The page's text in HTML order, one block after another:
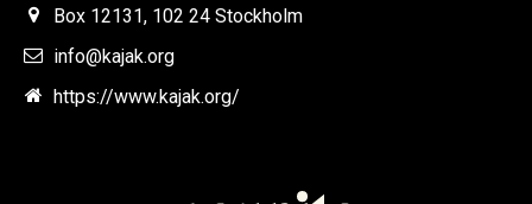
Box 12131, 102 24 Stockholm
info@kajak.org
https://www.kajak.org/